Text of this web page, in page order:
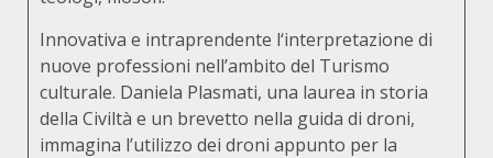
Innovativa e intraprendente l‘interpretazione di
nuove professioni nell’ambito del Turismo
culturale. Daniela Plasmati, una laurea in storia
della Civiltà e un brevetto nella guida di droni,
immagina l’utilizzo dei droni appunto per la